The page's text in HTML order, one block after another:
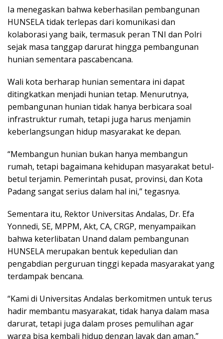
Ia menegaskan bahwa keberhasilan pembangunan
HUNSELA tidak terlepas dari komunikasi dan
kolaborasi yang baik, termasuk peran TNI dan Polri
sejak masa tanggap darurat hingga pembangunan
hunian sementara pascabencana.
Wali kota berharap hunian sementara ini dapat
ditingkatkan menjadi hunian tetap. Menurutnya,
pembangunan hunian tidak hanya berbicara soal
infrastruktur rumah, tetapi juga harus menjamin
keberlangsungan hidup masyarakat ke depan.
“Membangun hunian bukan hanya membangun
rumah, tetapi bagaimana kehidupan masyarakat betul-
betul terjamin. Pemerintah pusat, provinsi, dan Kota
Padang sangat serius dalam hal ini,” tegasnya.
Sementara itu, Rektor Universitas Andalas, Dr. Efa
Yonnedi, SE, MPPM, Akt, CA, CRGP, menyampaikan
bahwa keterlibatan Unand dalam pembangunan
HUNSELA merupakan bentuk kepedulian dan
pengabdian perguruan tinggi kepada masyarakat yang
terdampak bencana.
“Kami di Universitas Andalas berkomitmen untuk terus
hadir membantu masyarakat, tidak hanya dalam masa
darurat, tetapi juga dalam proses pemulihan agar
warga bisa kembali hidup dengan layak dan aman,”